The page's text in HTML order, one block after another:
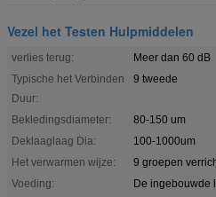
Vezel het Testen Hulpmiddelen
verlies terug:
Meer dan 60 dB
Typische het Verbinden
Duur:
9 tweede
Bekledingsdiameter:
80-150 um
Deklaaglaag Dia:
100-1000um
Het verwarmen wijze:
9 groepen
Voeding:
De ingebouwde